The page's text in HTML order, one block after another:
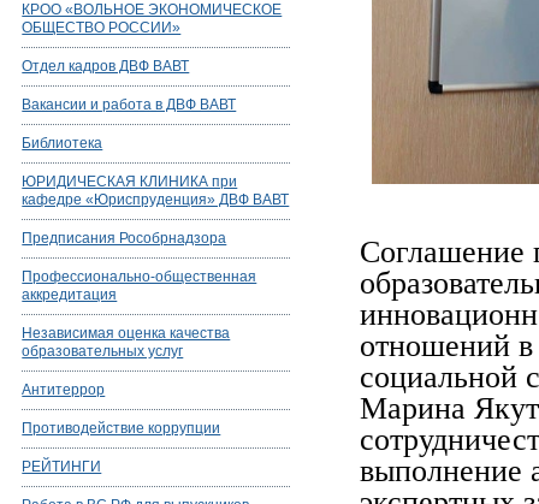
КРОО «ВОЛЬНОЕ ЭКОНОМИЧЕСКОЕ
ОБЩЕСТВО РОССИИ»
Отдел кадров ДВФ ВАВТ
Вакансии и работа в ДВФ ВАВТ
Библиотека
ЮРИДИЧЕСКАЯ КЛИНИКА при
кафедре «Юриспруденция» ДВФ ВАВТ
Предписания Рособрнадзора
Профессионально-общественная
аккредитация
Независимая оценка качества
образовательных услуг
Антитеррор
Противодействие коррупции
РЕЙТИНГИ
Соглашение
отношений в
социальной
Марина
выполнение